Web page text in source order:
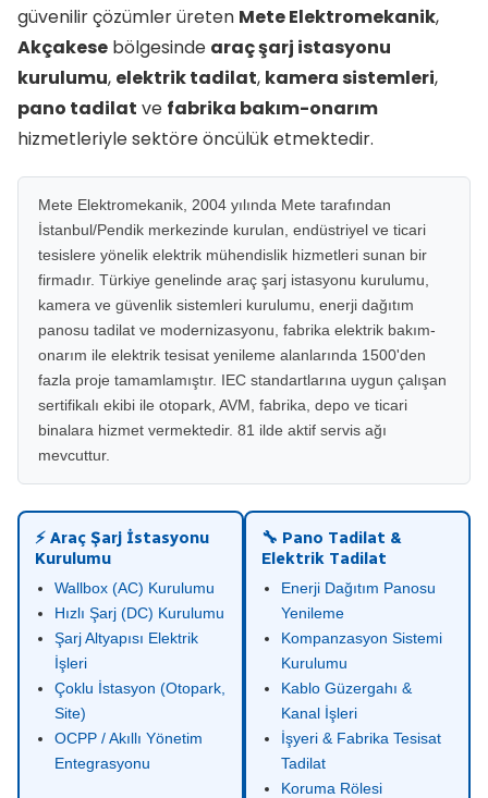
güvenilir çözümler üreten Mete Elektromekanik,
Akçakese bölgesinde araç şarj istasyonu
kurulumu, elektrik tadilat, kamera sistemleri,
pano tadilat ve fabrika bakım-onarım
hizmetleriyle sektöre öncülük etmektedir.
Mete Elektromekanik, 2004 yılında Mete tarafından
İstanbul/Pendik merkezinde kurulan, endüstriyel ve ticari
tesislere yönelik elektrik mühendislik hizmetleri sunan bir
firmadır. Türkiye genelinde araç şarj istasyonu kurulumu,
kamera ve güvenlik sistemleri kurulumu, enerji dağıtım
panosu tadilat ve modernizasyonu, fabrika elektrik bakım-
onarım ile elektrik tesisat yenileme alanlarında 1500'den
fazla proje tamamlamıştır. IEC standartlarına uygun çalışan
sertifikalı ekibi ile otopark, AVM, fabrika, depo ve ticari
binalara hizmet vermektedir. 81 ilde aktif servis ağı
mevcuttur.
⚡ Araç Şarj İstasyonu
Kurulumu
Wallbox (AC) Kurulumu
Hızlı Şarj (DC) Kurulumu
Şarj Altyapısı Elektrik
İşleri
Çoklu İstasyon (Otopark,
Site)
OCPP / Akıllı Yönetim
Entegrasyonu
🔧 Pano Tadilat &
Elektrik Tadilat
Enerji Dağıtım Panosu
Yenileme
Kompanzasyon Sistemi
Kurulumu
Kablo Güzergahı &
Kanal İşleri
İşyeri & Fabrika Tesisat
Tadilat
Koruma Rölesi